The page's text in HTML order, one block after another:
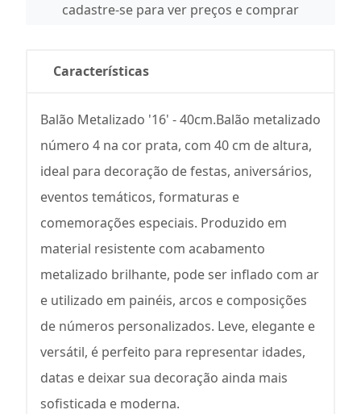
cadastre-se para ver preços e comprar
Características
Balão Metalizado '16' - 40cm.Balão metalizado
número 4 na cor prata, com 40 cm de altura,
ideal para decoração de festas, aniversários,
eventos temáticos, formaturas e
comemorações especiais. Produzido em
material resistente com acabamento
metalizado brilhante, pode ser inflado com ar
e utilizado em painéis, arcos e composições
de números personalizados. Leve, elegante e
versátil, é perfeito para representar idades,
datas e deixar sua decoração ainda mais
sofisticada e moderna.